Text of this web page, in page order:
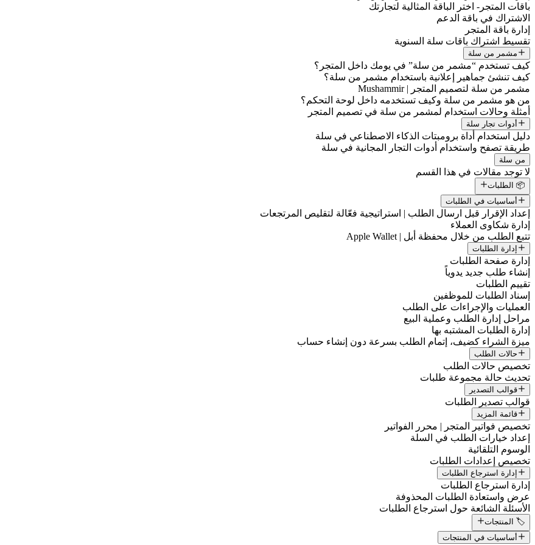
باقات المتجر- اختر الباقة المثالية لتجارتك
الاشتراك في باقة الدعم
إدارة باقة المتجر
تقسيط اشتراك باقات سلة السنوية
مشمر من سلة
كيف تستخدم “مشمر من سلة” في يومك داخل المتجر؟
كيف تنشئ جماهير إعلانية باستخدام مشمر من سلة؟
مشمر من سلة لتصميم المتجر | Mushammir
من هو مشمر من سلة وكيف تستخدمه داخل لوحة التحكم؟
أمثلة وحالات استخدام لمشمر من سلة في تصميم المتجر
أدوات تجار سلة
دليل استخدام أداة برومبتات الذكاء الاصطناعي في سلة
طريقة تصفح واستخدام أدوات التجار المجانية في سلة
من سلة
لا توجد مقالات في هذا القسم
📦 الطلبات
أساسيات في الطلبات
إعداد الإقرار قبل ارسال الطلب | استراتيجية فعّالة لتقليص المرتجعات
إدارة شكاوى العملاء
تتبع الطلب من خلال محفظة أبل | Apple Wallet
إدارة الطلبات
إدارة صفحة الطلبات
إنشاء طلب جديد يدوياً
تقييم الطلبات
إسناد الطلبات للموظفين
العمليات والإجراءات على الطلب
مراحل إدارة الطلب وعملية البيع
إدارة الطلبات المشتبه بها
ميزة الشراء كضيف، إتمام الطلب بسرعة دون إنشاء حساب
حالات الطلب
تخصيص حالات الطلب
تحديث حالة مجموعة طلبات
قوالب التصدير
قوالب تصدير الطلبات
قائمة المزيد
تخصيص فواتير المتجر | محرر الفواتير
إعداد خيارات الطلب في السلة
الوسوم التلقائية
تخصيص إعدادات الطلبات
إدارة استرجاع الطلبات
إدارة استرجاع الطلبات
عرض واستعادة الطلبات المحذوفة
الأسئلة الشائعة حول استرجاع الطلبات
🏷️ المنتجات
أساسيات في المنتجات